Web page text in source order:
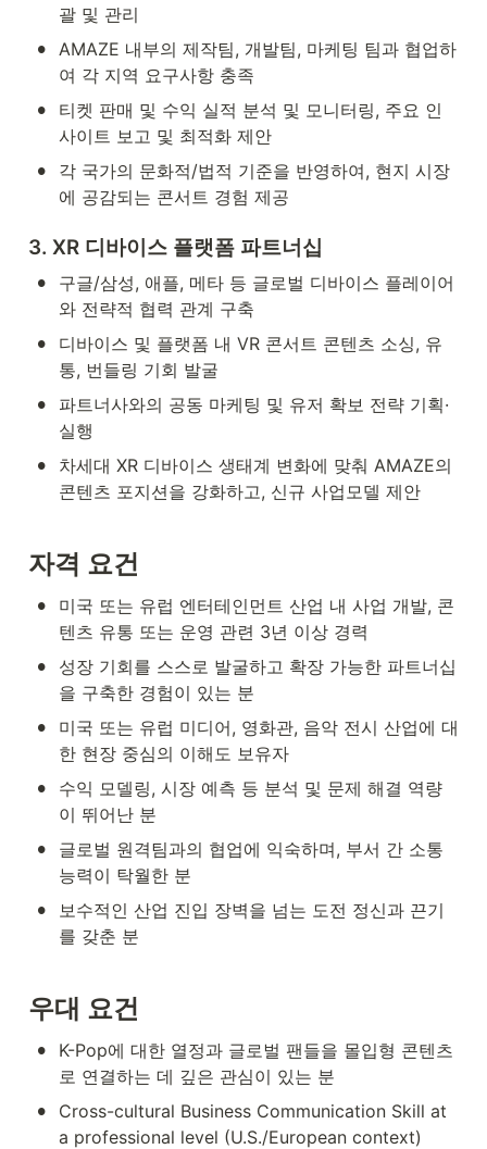
괄 및 관리
• AMAZE 내부의 제작팀, 개발팀, 마케팅 팀과 협업하
여 각 지역 요구사항 충족
•
티켓 판매 및 수익 실적 분석 및 모니터링, 주요 인
사이트 보고 및 최적화 제안
•
각 국가의 문화적/법적 기준을 반영하여, 현지 시장
에 공감되는 콘서트 경험 제공
3. XR 디바이스 플랫폼 파트너십
•
구글/삼성, 애플, 메타 등 글로벌 디바이스 플레이어
와 전략적 협력 관계 구축
•
디바이스 및 플랫폼 내 VR 콘서트 콘텐츠 소싱, 유
통, 번들링 기회 발굴
•
파트너사와의 공동 마케팅 및 유저 확보 전략 기획·
실행
•
차세대 XR 디바이스 생태계 변화에 맞춰 AMAZE의
콘텐츠 포지션을 강화하고, 신규 사업모델 제안
자격 요건
•
미국 또는 유럽 엔터테인먼트 산업 내 사업 개발, 콘
텐츠 유통 또는 운영 관련 3년 이상 경력
•
성장 기회를 스스로 발굴하고 확장 가능한 파트너십
을 구축한 경험이 있는 분
•
미국 또는 유럽 미디어, 영화관, 음악 전시 산업에 대
한 현장 중심의 이해도 보유자
•
수익 모델링, 시장 예측 등 분석 및 문제 해결 역량
이 뛰어난 분
•
글로벌 원격팀과의 협업에 익숙하며, 부서 간 소통
능력이 탁월한 분
•
보수적인 산업 진입 장벽을 넘는 도전 정신과 끈기
를 갖춘 분
우대 요건
•
K-Pop에 대한 열정과 글로벌 팬들을 몰입형 콘텐츠
로 연결하는 데 깊은 관심이 있는 분
•
Cross-cultural Business Communication Skill at
a professional level (U.S./European context)